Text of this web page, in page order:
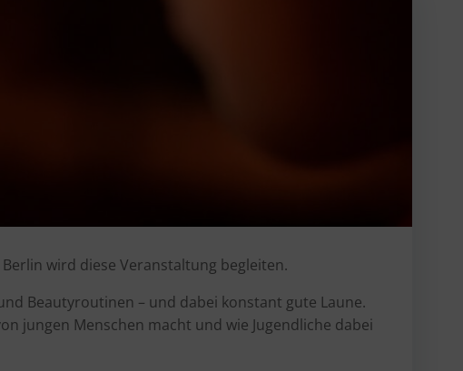
wird diese Veranstaltung begleiten.
Beautyroutinen – und dabei konstant gute Laune.
jungen Menschen macht und wie Jugendliche dabei